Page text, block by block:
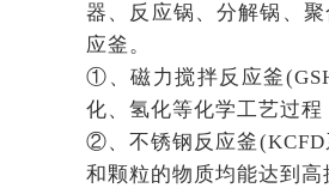
器、反应锅、分解锅、
应釜。
①、磁力搅拌反应釜
化、氢化等化学工艺过程
②、不锈钢反应釜(KCFD
和颗粒的物质均能达到高